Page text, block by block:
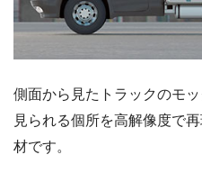
側面から見たトラックのモ
見られる個所を高解像度で
材です。